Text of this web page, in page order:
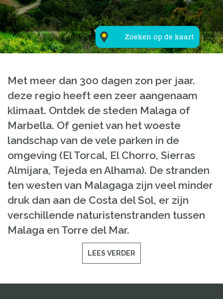
Zoeken op de kaart
Met meer dan 300 dagen zon per jaar.
deze regio heeft een zeer aangenaam
klimaat. Ontdek de steden Malaga of
Marbella. Of geniet van het woeste
landschap van de vele parken in de
omgeving (El Torcal, El Chorro, Sierras
Almijara, Tejeda en Alhama). De stranden
ten westen van Malagaga zijn veel minder
druk dan aan de Costa del Sol, er zijn
verschillende naturistenstranden tussen
Malaga en Torre del Mar.
LEES VERDER